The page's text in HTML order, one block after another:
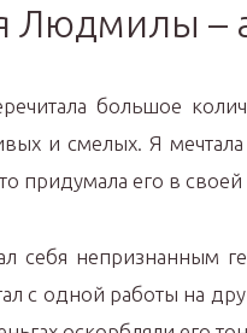
Людмилы –
большое
и смелых. Я мечтала
придумала его в
себя непризнанным
с одной работы на